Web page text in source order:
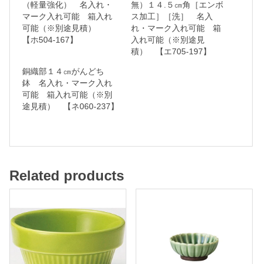
入
可
（
※
別
（軽量強化） 名入れ・
マーク入れ可能 箱入れ
可能（※別途見積）
【ホ504-167】
無）１４.５㎝角［エンボ
ス加工］［洗］ 名入
れ・マーク入れ可能 箱
入れ可能（※別途見
積） 【エ705-197】
銅織部１４㎝がんどち
鉢 名入れ・マーク入れ
可能 箱入れ可能（※別
途見積） 【ネ060-237】
Related products